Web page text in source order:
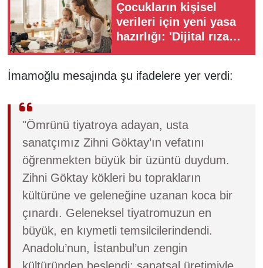
Çocukların kişisel
verileri için yeni yasa
hazırlığı: 'Dijital rıza
İmamoğlu mesajında şu ifadelere yer verdi:
"Ömrünü tiyatroya adayan, usta
sanatçımız Zihni Göktay’ın vefatını
öğrenmekten büyük bir üzüntü duydum.
Zihni Göktay kökleri bu toprakların
kültürüne ve geleneğine uzanan koca bir
çınardı. Geleneksel tiyatromuzun en
büyük, en kıymetli temsilcilerindendi.
Anadolu’nun, İstanbul’un zengin